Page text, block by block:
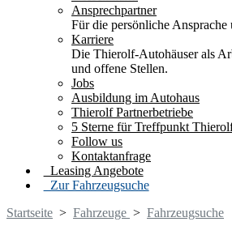
Ansprechpartner
Für die persönliche
Karriere
Die Thierolf-Autohäuser als
und offene Stellen.
Jobs
Ausbildung im Autohaus
Thierolf Partnerbetriebe
5 Sterne für Treffpunkt
Follow us
Kontaktanfrage
Leasing Angebote
Zur Fahrzeugsuche
Startseite > Fahrzeuge > Fahrzeugsuche